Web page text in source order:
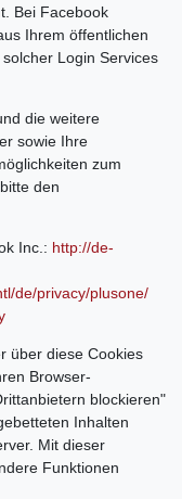
Bei Facebook
Ihrem öffentlichen
Login Services
die weitere
sowie Ihre
zum
den
Inc.: http://de-
de/privacy/plusone/
über diese Cookies
Browser-
blockieren"
Inhalten
Mit dieser
Funktionen